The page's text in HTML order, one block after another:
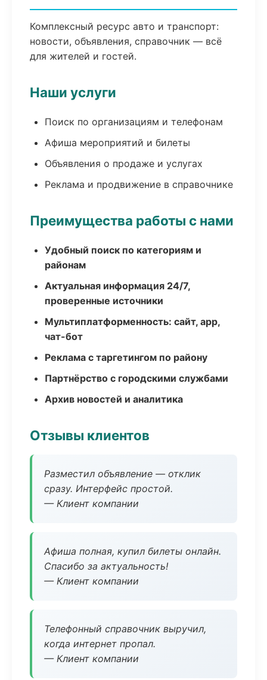
Комплексный ресурс авто и транспорт:
новости, объявления, справочник — всё
для жителей и гостей.
Наши услуги
Поиск по организациям и телефонам
Афиша мероприятий и билеты
Объявления о продаже и услугах
Реклама и продвижение в справочнике
Преимущества работы с нами
Удобный поиск по категориям и
районам
Актуальная информация 24/7,
проверенные источники
Мультиплатформенность: сайт, app,
чат-бот
Реклама с таргетингом по району
Партнёрство с городскими службами
Архив новостей и аналитика
Отзывы клиентов
Разместил объявление — отклик
сразу. Интерфейс простой.
— Клиент компании
Афиша полная, купил билеты онлайн.
Спасибо за актуальность!
— Клиент компании
Телефонный справочник выручил,
когда интернет пропал.
— Клиент компании